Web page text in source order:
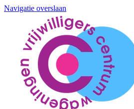
Navigatie overslaan